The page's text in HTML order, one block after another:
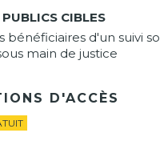
CIBLES
bénéficiaires d'un suivi
main de justice
D'ACCÈS